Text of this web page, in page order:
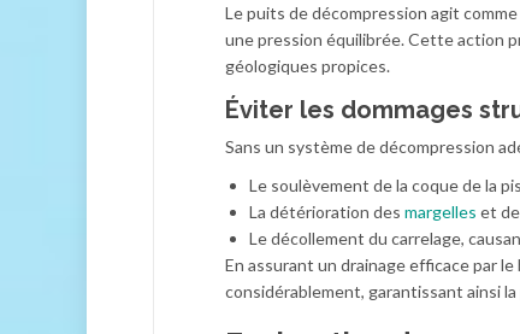
Le puits de décompression agit
une pression équilibrée. Cette action
géologiques propices.
Éviter les dommages
Sans un système de décompression
Le soulèvement de la coque de la
La détérioration des margelles et
Le décollement du carrelage,
En assurant un drainage efficace par
considérablement, garantissant ainsi